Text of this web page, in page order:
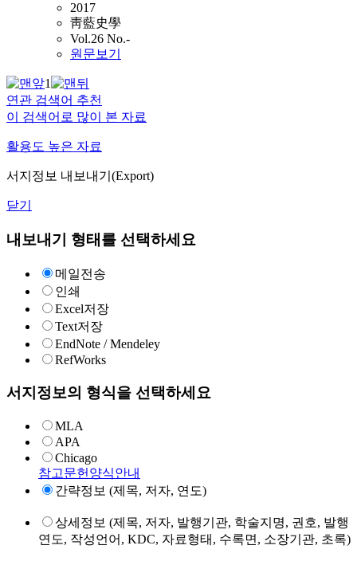
2017
靑藍史學
Vol.26 No.-
원문보기
1
연관 검색어 추천
이 검색어로 많이 본 자료
활용도 높은 자료
서지정보 내보내기(Export)
닫기
내보내기 형태를 선택하세요
메일전송
인쇄
Excel저장
Text저장
EndNote / Mendeley
RefWorks
서지정보의 형식을 선택하세요
MLA
APA
Chicago
참고문헌양식안내
간략정보 (제목, 저자, 연도)
상세정보 (제목, 저자, 발행기관, 학술지명, 권호, 발행
연도, 작성언어, KDC, 자료형태, 수록면, 소장기관, 초록)